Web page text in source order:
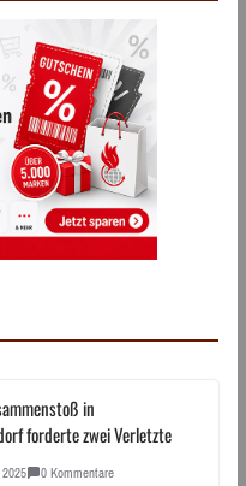
in
forderte zwei Verletzte
0 Kommentare